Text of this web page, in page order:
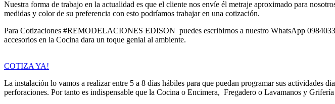
Nuestra forma de trabajo en la actualidad es que el cliente nos envíe él metraje aproximado para
medidas y color de su preferencia con esto podríamos trabajar en una cotización.
Para Cotizaciones #REMODELACIONES EDISON puedes escribirnos a nuestro WhatsApp
accesorios en la Cocina dara un toque genial al ambiente.
COTIZA YA!
La instalación lo vamos a realizar entre 5 a 8 días hábiles para que puedan programar sus actividades
perforaciones. Por tanto es indispensable que la Cocina o Encimera, Fregadero o Lavamanos y Grifería